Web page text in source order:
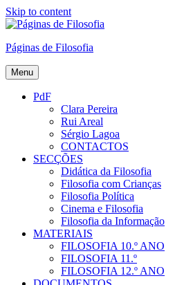
Skip to content
Páginas de Filosofia
Menu
PdF
Clara Pereira
Rui Areal
Sérgio Lagoa
CONTACTOS
SECÇÕES
Didática da Filosofia
Filosofia com Crianças
Filosofia Política
Cinema e Filosofia
Filosofia da Informação
MATERIAIS
FILOSOFIA 10.º ANO
FILOSOFIA 11.º
FILOSOFIA 12.º ANO